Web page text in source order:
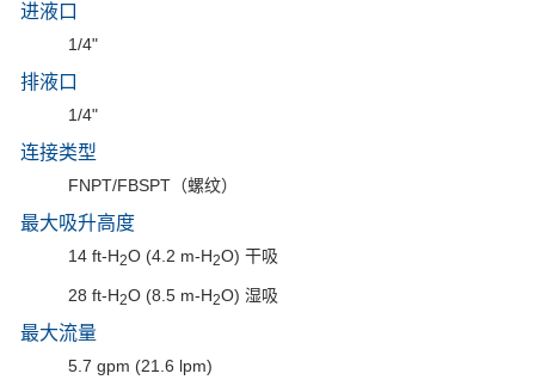
进液口
1/4"
排液口
1/4"
连接类型
FNPT/FBSPT（螺纹）
最大吸升高度
14 ft-H2O (4.2 m-H2O) 干吸
28 ft-H2O (8.5 m-H2O) 湿吸
最大流量
5.7 gpm (21.6 lpm)